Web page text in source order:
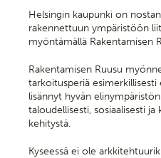
Helsingin kaupunki on
rakennettuun ympäristöön
myöntämällä Rakentamisen
Rakentamisen Ruusu
tarkoitusperiä
lisännyt hyvän
taloudellisesti, sosiaalisesti ja
kehitystä.
Kyseessä ei ole